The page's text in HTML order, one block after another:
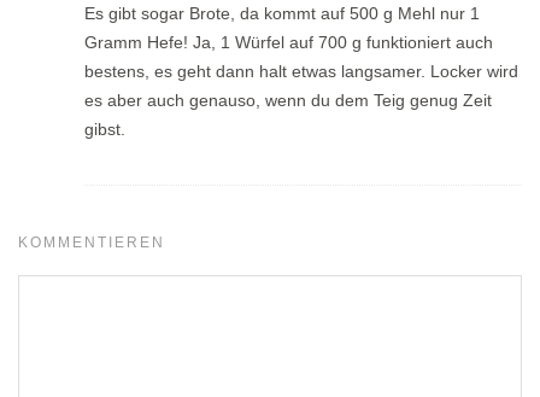
Es gibt sogar Brote, da kommt auf 500 g Mehl nur 1
Gramm Hefe! Ja, 1 Würfel auf 700 g funktioniert auch
bestens, es geht dann halt etwas langsamer. Locker wird
es aber auch genauso, wenn du dem Teig genug Zeit
gibst.
KOMMENTIEREN